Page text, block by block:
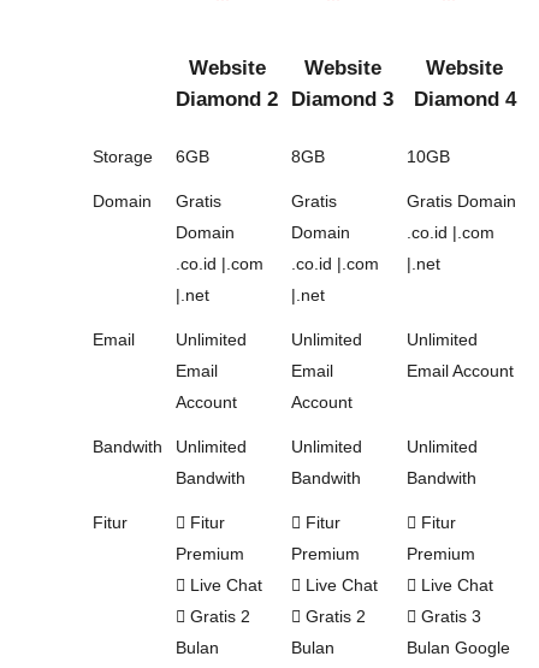
Website
Diamond 2
Website
Diamond 3
Website
Diamond 4
Storage 6GB 8GB 10GB
Domain
Gratis
Domain
.co.id |.com
|.net
Gratis
Domain
.co.id |.com
|.net
Gratis Domain
.co.id |.com
|.net
Email
Unlimited
Email
Account
Unlimited
Email
Account
Unlimited
Email Account
Bandwith
Unlimited
Bandwith
Unlimited
Bandwith
Unlimited
Bandwith
Fitur
Fitur
Premium
Live Chat
Gratis 2
Bulan
Fitur
Premium
Live Chat
Gratis 2
Bulan
Fitur
Premium
Live Chat
Gratis 3
Bulan Google